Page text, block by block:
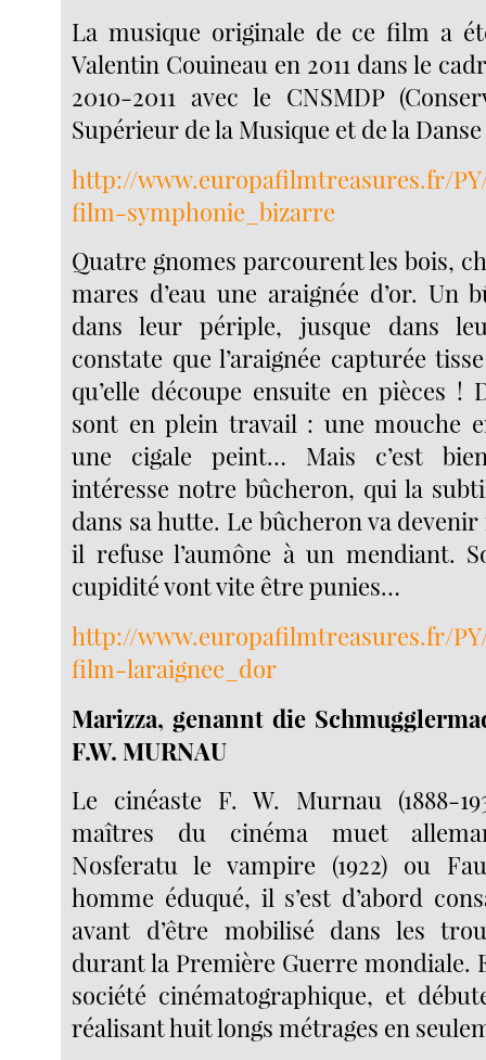
La musique originale de ce film a
Valentin Couineau en 2011 dans le
2010-2011 avec le CNSMDP
Supérieur de la Musique et de la
http://www.europafilmtreasures.fr/
film-symphonie_bizarre
Quatre gnomes parcourent les bois,
mares d’eau une araignée d’or. Un
dans leur périple, jusque dans
constate que l’araignée capturée
qu’elle découpe ensuite en pièces !
sont en plein travail : une mouche
une cigale peint… Mais c’est
intéresse notre bûcheron, qui la
dans sa hutte. Le bûcheron va
il refuse l’aumône à un mendiant.
cupidité vont vite être punies…
http://www.europafilmtreasures.fr/
film-laraignee_dor
Marizza, genannt die
F.W. MURNAU
Le cinéaste F. W. Murnau (1888-
maîtres du cinéma muet
Nosferatu le vampire (1922) ou
homme éduqué, il s’est d’abord
avant d’être mobilisé dans les
durant la Première Guerre mondiale.
société cinématographique, et
réalisant huit longs métrages en